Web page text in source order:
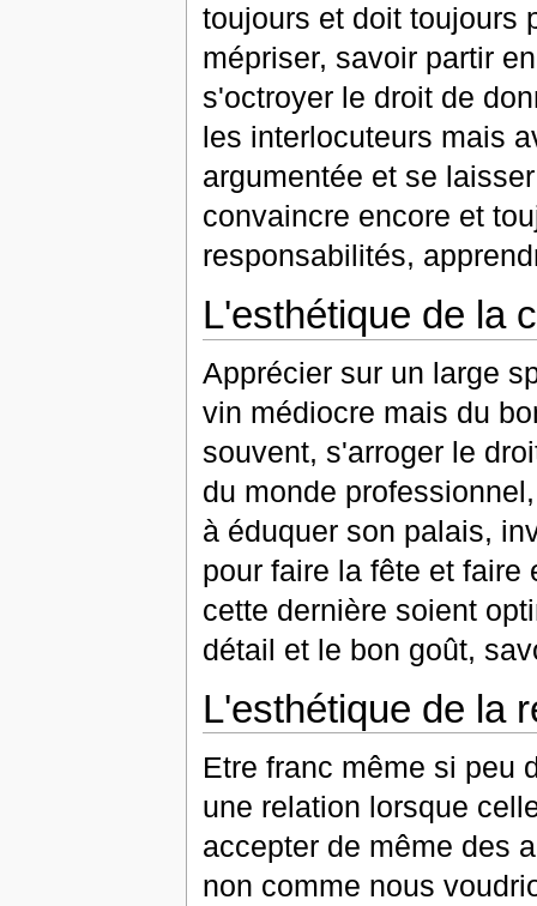
toujours et doit toujours
mépriser, savoir partir
s'octroyer le droit de
les interlocuteurs mais
argumentée et se
convaincre encore et
responsabilités,
L'esthétique de la
Apprécier sur un large
vin médiocre mais du
souvent, s'arroger le
du monde
à éduquer son palais,
pour faire la fête et
cette dernière soient
détail et le bon goût,
L'esthétique de la
Etre franc même si peu
une relation lorsque
accepter de même des
non comme nous